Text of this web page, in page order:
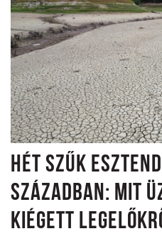
HÉT SZŰK
SZÁZADBAN: MIT
KIÉGETT